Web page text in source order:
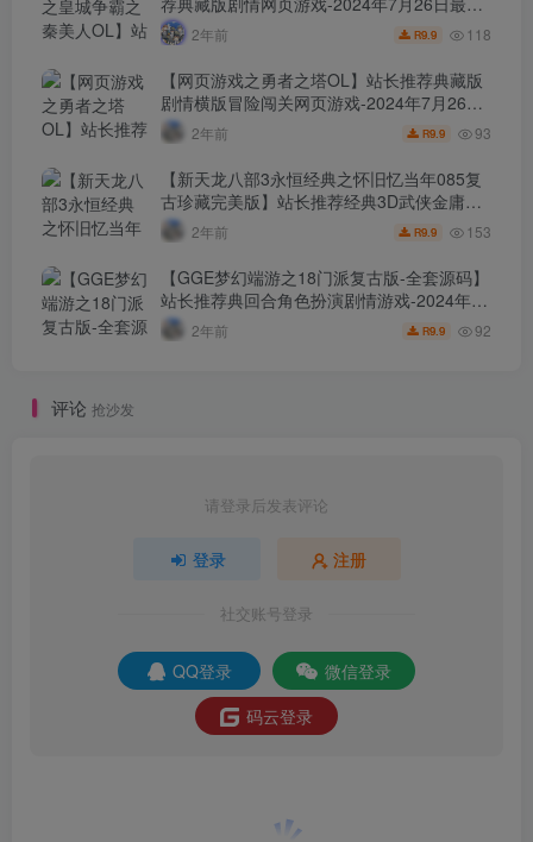
打包Wn服务端源码视频架设教程-GM命令-详
细外网教程！
2年前 R9.9 118
【网页游戏之勇者之塔OL】站长推荐典藏版
剧情横版冒险闯关网页游戏-2024年7月26日
最新打包Wn服务端源码视频架设教程-GM命
令-详细外网教程！
2年前 R9.9 93
【新天龙八部3永恒经典之怀旧忆当年085复
古珍藏完美版】站长推荐经典3D武侠金庸武
侠端游-2024年7月25日最新打包Linux服务端
源码视频架设教程-完整PC客户端-配套GM工
具！
2年前 R9.9 153
【GGE梦幻端游之18门派复古版-全套源码】
站长推荐典回合角色扮演剧情游戏-2024年7
月25日最新打包Wn服务端源码架设教程-外
网教程-PC客户端-全套源码-详细搭建教程！
2年前 R9.9 92
评论 抢沙发
请登录后发表评论
登录 注册
社交账号登录
QQ登录
微信登录
码云登录